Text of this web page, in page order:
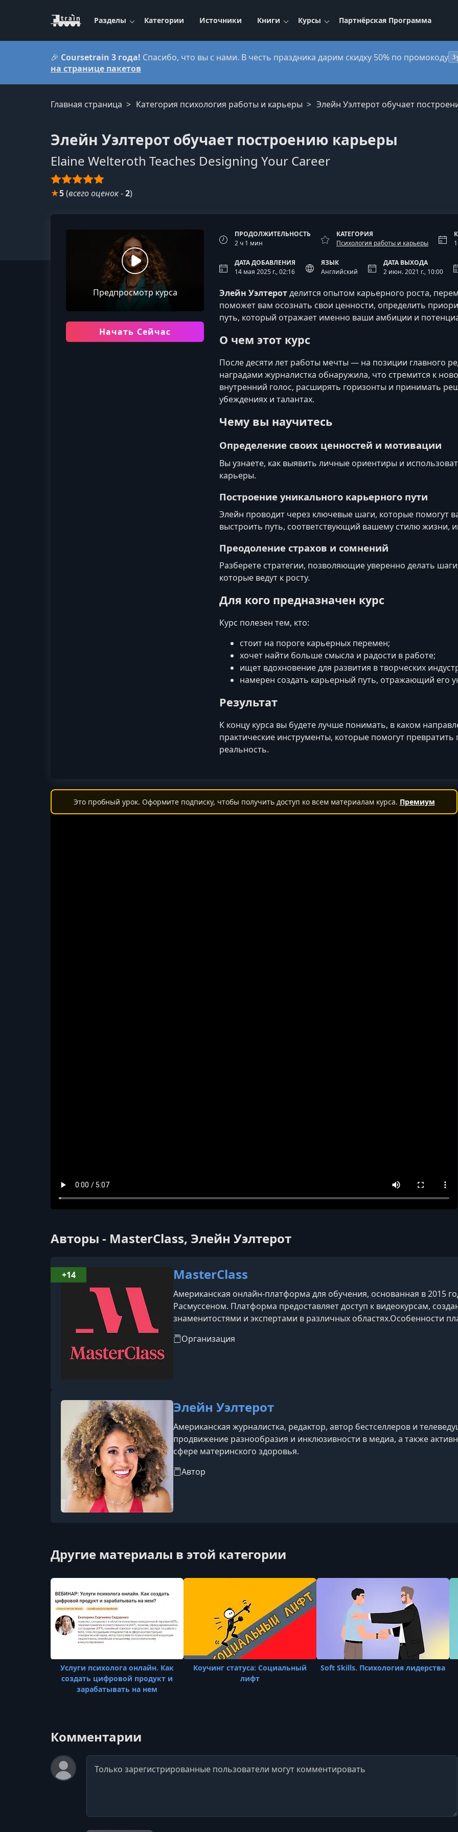
Разделы Категории Источники Книги Курсы Партнёрская Программа
🎉 Coursetrain 3 года! Спасибо, что вы с нами. В честь праздника дарим скидку 50% по промокоду
на странице пакетов
Главная страница Категория психология работы и карьеры Элейн Уэлтерот обучает
Элейн Уэлтерот обучает построению карьеры
Elaine Welteroth Teaches Designing Your Career
★5(всего оценок-2)
Предпросмотр курса
Начать Сейчас
ПРОДОЛЖИТЕЛЬНОСТЬ
2 ч 1 мин
КАТЕГОРИЯ
Психология работы и карьеры
ДАТА ДОБАВЛЕНИЯ
14 мая 2025 г., 02:16
ЯЗЫК
Английский
ДАТА ВЫХОДА
2 июн. 2021 г., 10:00
Элейн Уэлтеротделится опытом карьерного роста,
поможет вам осознать свои ценности, определить
путь, который отражает именно ваши амбиции и
О чем этот курс
После десяти лет работы мечты — на позиции главного
наградами журналистка обнаружила, что стремится к
внутренний голос, расширять горизонты и принимать
убеждениях и талантах.
Чему вы научитесь
Определение своих ценностей и мотивации
Вы узнаете, как выявить личные ориентиры и
карьеры.
Построение уникального карьерного пути
Элейн проводит через ключевые шаги, которые помогут
выстроить путь, соответствующий вашему стилю жизни,
Преодоление страхов и сомнений
Разберете стратегии, позволяющие уверенно делать
которые ведут к росту.
Для кого предназначен курс
Курс полезен тем, кто:
стоит на пороге карьерных перемен;
хочет найти больше смысла и радости в работе;
ищет вдохновение для развития в творческих
намерен создать карьерный путь, отражающий его
Результат
К концу курса вы будете лучше понимать, в каком
практические инструменты, которые помогут
реальность.
Это пробный урок. Оформите подписку, чтобы получить доступ ко всем материалам курса. Премиум
Авторы - MasterClass, Элейн Уэлтерот
MasterClass
Американская онлайн-платформа для обучения, основанная в 2015
Расмуссеном. Платформа предоставляет доступ к видеокурсам,
знаменитостями и экспертами в различных областях.​Особенности
Мартин Скорсезе (кинорежиссура), Серена Уильямс (теннис), Ханс
Организация
+14
Элейн Уэлтерот
Американская журналистка, редактор, автор бестселлеров и
продвижение разнообразия и инклюзивности в медиа, а также
сфере материнского здоровья.
Автор
Другие материалы в этой категории
Услуги психолога онлайн. Как
создать цифровой продукт и
зарабатывать на нем
Коучинг статуса: Социальный
лифт
Soft Skills. Психология лидерства
Комментарии
Комментарий